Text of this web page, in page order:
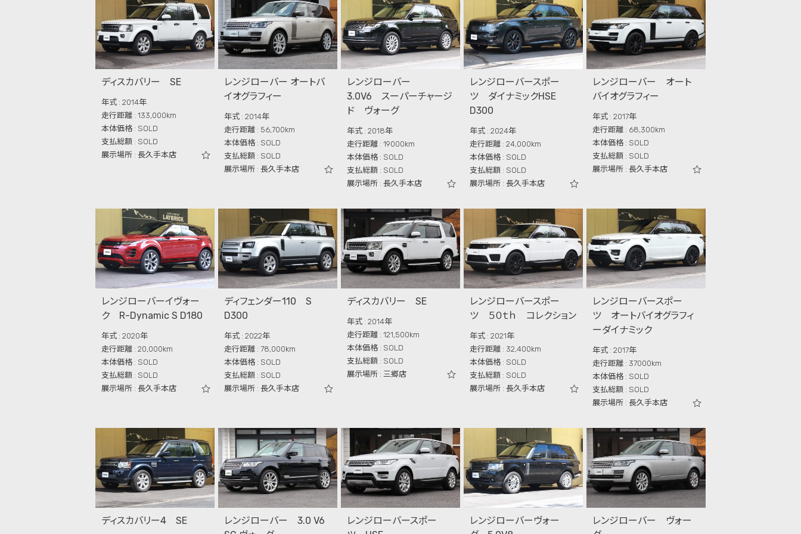
ディスカバリー SE
年式 : 2014年
走行距離 : 133,000km
本体価格 : SOLD
支払総額 : SOLD
展示場所 : 長久手本店
レンジローバー オートバ
イオグラフィー
年式 : 2014年
走行距離 : 56,700km
本体価格 : SOLD
支払総額 : SOLD
展示場所 : 長久手本店
レンジローバー
3.0V6 スーパーチャージ
ド ヴォーグ
年式 : 2018年
走行距離 : 19000km
本体価格 : SOLD
支払総額 : SOLD
展示場所 : 長久手本店
レンジローバースポー
ツ ダイナミックHSE
D300
年式 : 2024年
走行距離 : 24,000km
本体価格 : SOLD
支払総額 : SOLD
展示場所 : 長久手本店
レンジローバー オート
バイオグラフィー
年式 : 2017年
走行距離 : 68,300km
本体価格 : SOLD
支払総額 : SOLD
展示場所 : 長久手本店
レンジローバーイヴォー
ク R-Dynamic S D180
年式 : 2020年
走行距離 : 20,000km
本体価格 : SOLD
支払総額 : SOLD
展示場所 : 長久手本店
ディフェンダー110 S
D300
年式 : 2022年
走行距離 : 78,000km
本体価格 : SOLD
支払総額 : SOLD
展示場所 : 長久手本店
ディスカバリー SE
年式 : 2014年
走行距離 : 121,500km
本体価格 : SOLD
支払総額 : SOLD
展示場所 : 三郷店
レンジローバースポー
ツ ５０ｔｈ コレクション
年式 : 2021年
走行距離 : 32,400km
本体価格 : SOLD
支払総額 : SOLD
展示場所 : 長久手本店
レンジローバースポー
ツ オートバイオグラフィ
ーダイナミック
年式 : 2017年
走行距離 : 37000km
本体価格 : SOLD
支払総額 : SOLD
展示場所 : 長久手本店
ディスカバリー4 SE
レンジローバー 3.0 V6
レンジローバースポー
レンジローバーヴォー
レンジローバー ヴォー